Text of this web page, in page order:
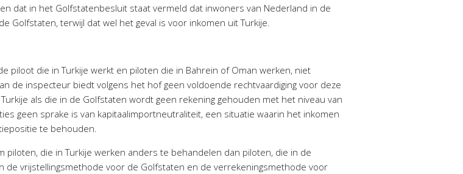
dat in het Golfstatenbesluit staat vermeld dat inwoners van Nederland in de
Golfstaten, terwijl dat wel het geval is voor inkomen uit Turkije.
piloot die in Turkije werkt en piloten die in Bahrein of Oman werken, niet
de inspecteur biedt volgens het hof geen voldoende rechtvaardiging voor deze
als die in de Golfstaten wordt geen rekening gehouden met het niveau van
geen sprake is van kapitaalimportneutraliteit, een situatie waarin het inkomen
te behouden.
die in Turkije werken anders te behandelen dan piloten, die in de
de vrijstellingsmethode voor de Golfstaten en de verrekeningsmethode voor